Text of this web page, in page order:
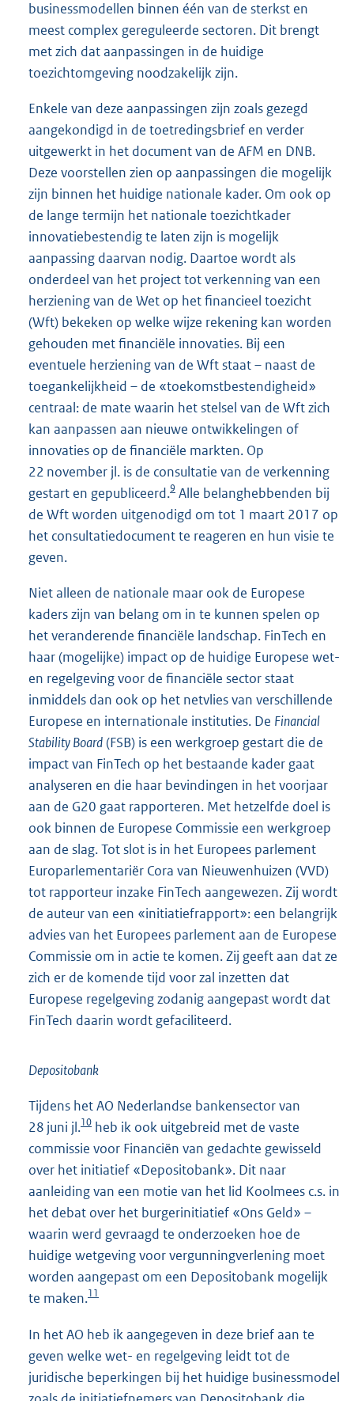
businessmodellen binnen één van de sterkst en
meest complex gereguleerde sectoren. Dit brengt
met zich dat aanpassingen in de huidige
toezichtomgeving noodzakelijk zijn.
Enkele van deze aanpassingen zijn zoals gezegd
aangekondigd in de toetredingsbrief en verder
uitgewerkt in het document van de AFM en DNB.
Deze voorstellen zien op aanpassingen die mogelijk
zijn binnen het huidige nationale kader. Om ook op
de lange termijn het nationale toezichtkader
innovatiebestendig te laten zijn is mogelijk
aanpassing daarvan nodig. Daartoe wordt als
onderdeel van het project tot verkenning van een
herziening van de Wet op het financieel toezicht
(Wft) bekeken op welke wijze rekening kan worden
gehouden met financiële innovaties. Bij een
eventuele herziening van de Wft staat – naast de
toegankelijkheid – de «toekomstbestendigheid»
centraal: de mate waarin het stelsel van de Wft zich
kan aanpassen aan nieuwe ontwikkelingen of
innovaties op de financiële markten. Op
22 november jl. is de consultatie van de verkenning
gestart en gepubliceerd.9 Alle belanghebbenden bij
de Wft worden uitgenodigd om tot 1 maart 2017 op
het consultatiedocument te reageren en hun visie te
geven.
Niet alleen de nationale maar ook de Europese
kaders zijn van belang om in te kunnen spelen op
het veranderende financiële landschap. FinTech en
haar (mogelijke) impact op de huidige Europese wet-
en regelgeving voor de financiële sector staat
inmiddels dan ook op het netvlies van verschillende
Europese en internationale instituties. De Financial
Stability Board(FSB) is een werkgroep gestart die de
impact van FinTech op het bestaande kader gaat
analyseren en die haar bevindingen in het voorjaar
aan de G20 gaat rapporteren. Met hetzelfde doel is
ook binnen de Europese Commissie een werkgroep
aan de slag. Tot slot is in het Europees parlement
Europarlementariër Cora van Nieuwenhuizen (VVD)
tot rapporteur inzake FinTech aangewezen. Zij wordt
de auteur van een «initiatiefrapport»: een belangrijk
advies van het Europees parlement aan de Europese
Commissie om in actie te komen. Zij geeft aan dat ze
zich er de komende tijd voor zal inzetten dat
Europese regelgeving zodanig aangepast wordt dat
FinTech daarin wordt gefaciliteerd.
Depositobank
Tijdens het AO Nederlandse bankensector van
28 juni jl.10 heb ik ook uitgebreid met de vaste
commissie voor Financiën van gedachte gewisseld
over het initiatief «Depositobank». Dit naar
aanleiding van een motie van het lid Koolmees c.s. in
het debat over het burgerinitiatief «Ons Geld» –
waarin werd gevraagd te onderzoeken hoe de
huidige wetgeving voor vergunningverlening moet
worden aangepast om een Depositobank mogelijk
te maken.11
In het AO heb ik aangegeven in deze brief aan te
geven welke wet- en regelgeving leidt tot de
juridische beperkingen bij het huidige businessmodel